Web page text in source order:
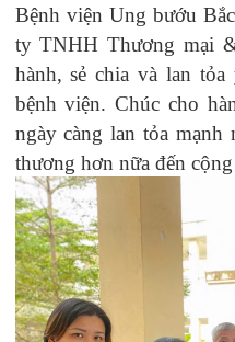
Bệnh viện Ung bướu
ty TNHH Thương mại
hành, sẻ chia và lan
bệnh viện. Chúc cho
ngày càng lan tỏa
thương hơn nữa đến